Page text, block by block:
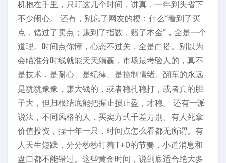
机抱在手里，只盯这几个时间，讲真，一年到头省下
不少闹心。 还有，别忘了网友的梗：什么“看到了买
点，错过了卖点；赚到了指数，赔了本金”，全是一个
道理。时间点你懂，心态不过关，全是白搭。别以为
会瞄准分时线就能天天躺赢，市场最考验人的，真不
是技术，是耐心、是纪律、是控制情绪。翻车的永远
是犹犹豫豫，赚大钱的，或者稳扎稳打，或者真的胆
子大，但归根结底能把握止损止盈，才稳。 还有一派
说法，不同风格的人，买卖方式千差万别。有人死拿
价值投资，捏十年一只，时间点怎么看都无所谓。有
人天生短躁，分分秒秒盯着T+0的节奏，小道消息和
盘口都不能错过。这些黄金时间，说到底适合绝大多